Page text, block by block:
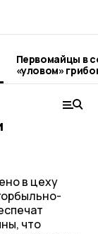
Первомайцы в
«уловом»
в цеху
что